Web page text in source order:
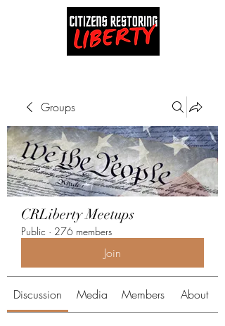
Groups
CRLiberty Meetups
Public · 276 members
Join
Discussion Media Members About